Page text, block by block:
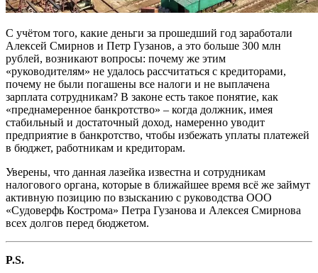
С учётом того, какие деньги за прошедший год заработали
Алексей Смирнов и Петр Гузанов, а это больше 300 млн
рублей, возникают вопросы: почему же этим
«руководителям» не удалось рассчитаться с кредиторами,
почему не были погашены все налоги и не выплачена
зарплата сотрудникам? В законе есть такое понятие, как
«преднамеренное банкротство» – когда должник, имея
стабильный и достаточный доход, намеренно уводит
предприятие в банкротство, чтобы избежать уплаты платежей
в бюджет, работникам и кредиторам.
Уверены, что данная лазейка известна и сотрудникам
налогового органа, которые в ближайшее время всё же займут
активную позицию по взысканию с руководства ООО
«Судоверфь Кострома» Петра Гузанова и Алексея Смирнова
всех долгов перед бюджетом.
P.S.